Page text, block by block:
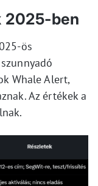
2025-ben
ös
Whale Alert,
Az értékek a